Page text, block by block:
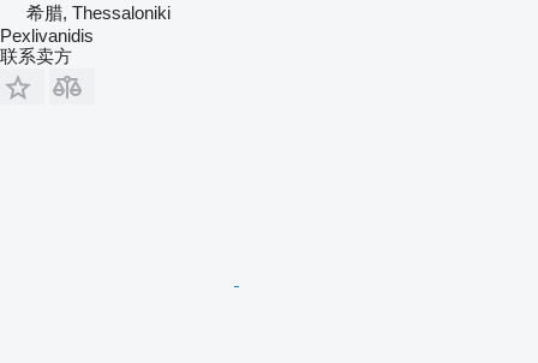
希腊, Thessaloniki
Pexlivanidis
联系卖方